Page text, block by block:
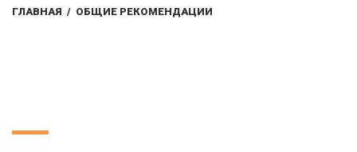
ГЛАВНАЯ / ОБЩИЕ РЕКОМЕНДАЦИИ